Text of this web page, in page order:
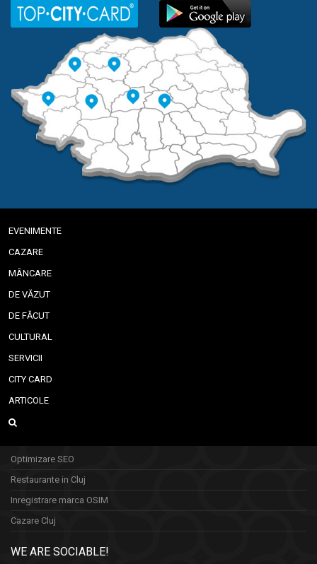
EVENIMENTE
CAZARE
MÂNCARE
DE VĂZUT
DE FĂCUT
CULTURAL
SERVICII
CITY CARD
ARTICOLE
Optimizare SEO
Restaurante in Cluj
Inregistrare marca OSIM
Cazare Cluj
WE ARE SOCIABLE!